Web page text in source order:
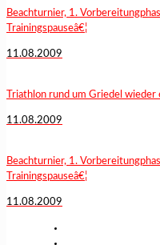
Beachturnier, 1.
Trainingspauseâ€¦
11.08.2009
Triathlon rund um Griedel
11.08.2009
Beachturnier, 1.
Trainingspauseâ€¦
11.08.2009